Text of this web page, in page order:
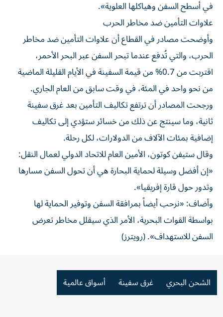
في أسطح السفن وهياكلها العلوية».
علاوات التأمين ضد مخاطر الحرب
وأوضحت مصادر في القطاع أن علاوات التأمين ضد مخاطر
الحرب، والتي تُدفع عندما تبحر السفن عبر البحر الأحمر،
اقتربت من 0.7% من قيمة السفينة في الأيام القليلة الماضية
من نحو واحد في المئة، في وقت سابق من العام الجاري.
ورجحت المصادر أن ترتفع تكاليف التأمين بعد غرق سفينة
ثانية، وما سينتج عن ذلك من خسائر ستؤدي إلى تكاليف
إضافية بمئات الآلاف من الدولارات، لكل رحلة.
وقال ستيفن كوتون، الأمين العام للاتحاد الدولي لعمال النقل:
«إن أفضل وسيلة لحماية البحارة هي أن تحول السفن مسارها
وتدور حول قارة إفريقيا».
وأضاف: «نرحب أيضاً بمرافقة السفن وتوفير الحماية لها
بواسطة القوات البحرية، الأمر الذي سيقلل مخاطر تعرض
السفن للاستهداف». (رويترز)
الشحن البحري غرق سفينة أسواق عالمية